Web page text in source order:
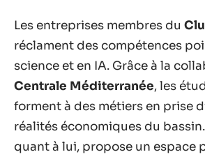
Les entreprises membres du
réclament des compétences
science et en IA. Grâce à la
Centrale Méditerranée, les
forment à des métiers en prise
réalités économiques du
quant à lui, propose un espace